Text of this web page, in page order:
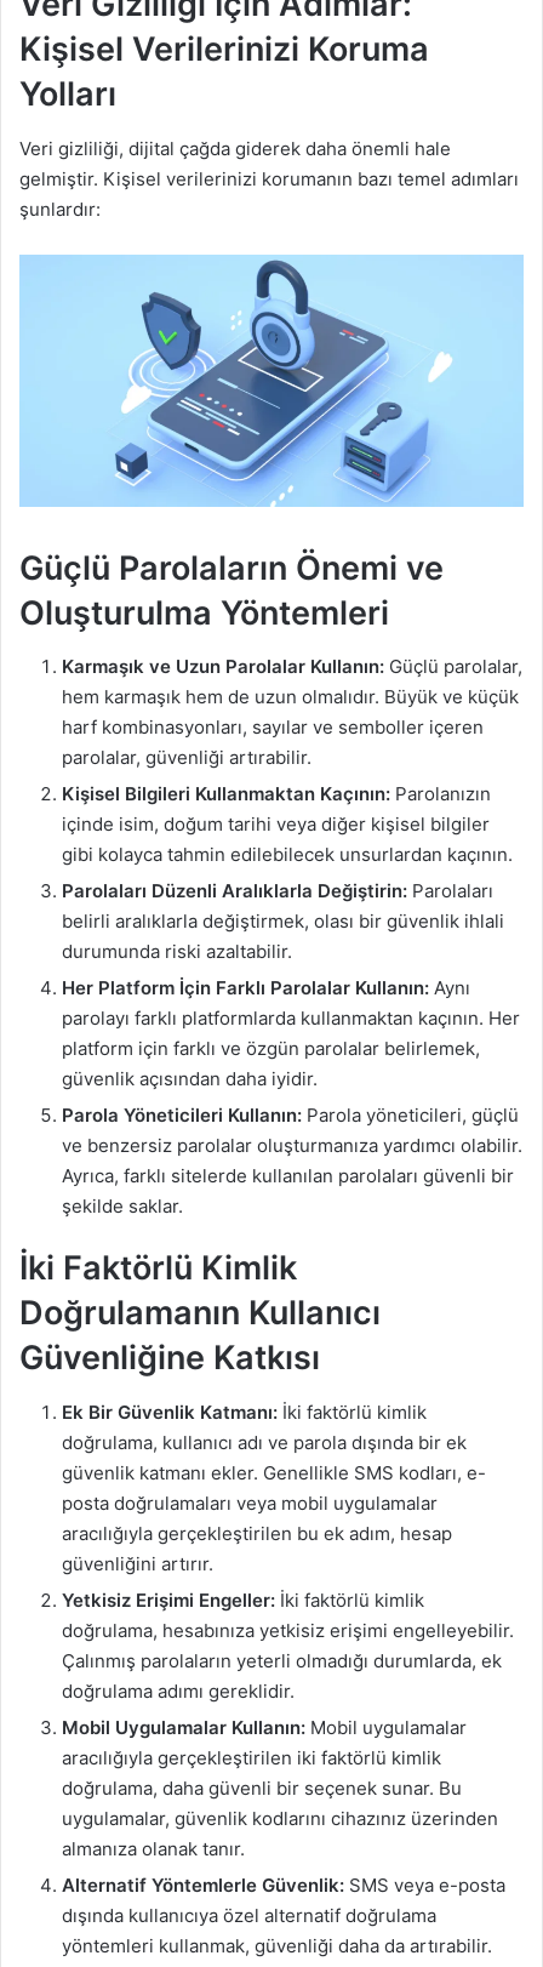
Kişisel Verilerinizi Koruma
Yolları
Veri gizliliği, dijital çağda giderek daha önemli hale
gelmiştir. Kişisel verilerinizi korumanın bazı temel adımları
şunlardır:
Güçlü Parolaların Önemi ve
Oluşturulma Yöntemleri
Karmaşık ve Uzun Parolalar Kullanın: Güçlü parolalar,
hem karmaşık hem de uzun olmalıdır. Büyük ve küçük
harf kombinasyonları, sayılar ve semboller içeren
parolalar, güvenliği artırabilir.
Kişisel Bilgileri Kullanmaktan Kaçının: Parolanızın
içinde isim, doğum tarihi veya diğer kişisel bilgiler
gibi kolayca tahmin edilebilecek unsurlardan kaçının.
Parolaları Düzenli Aralıklarla Değiştirin: Parolaları
belirli aralıklarla değiştirmek, olası bir güvenlik ihlali
durumunda riski azaltabilir.
Her Platform İçin Farklı Parolalar Kullanın: Aynı
parolayı farklı platformlarda kullanmaktan kaçının. Her
platform için farklı ve özgün parolalar belirlemek,
güvenlik açısından daha iyidir.
Parola Yöneticileri Kullanın: Parola yöneticileri, güçlü
ve benzersiz parolalar oluşturmanıza yardımcı olabilir.
Ayrıca, farklı sitelerde kullanılan parolaları güvenli bir
şekilde saklar.
İki Faktörlü Kimlik
Doğrulamanın Kullanıcı
Güvenliğine Katkısı
Ek Bir Güvenlik Katmanı: İki faktörlü kimlik
doğrulama, kullanıcı adı ve parola dışında bir ek
güvenlik katmanı ekler. Genellikle SMS kodları, e-
posta doğrulamaları veya mobil uygulamalar
aracılığıyla gerçekleştirilen bu ek adım, hesap
güvenliğini artırır.
Yetkisiz Erişimi Engeller: İki faktörlü kimlik
doğrulama, hesabınıza yetkisiz erişimi engelleyebilir.
Çalınmış parolaların yeterli olmadığı durumlarda, ek
doğrulama adımı gereklidir.
Mobil Uygulamalar Kullanın: Mobil uygulamalar
aracılığıyla gerçekleştirilen iki faktörlü kimlik
doğrulama, daha güvenli bir seçenek sunar. Bu
uygulamalar, güvenlik kodlarını cihazınız üzerinden
almanıza olanak tanır.
Alternatif Yöntemlerle Güvenlik: SMS veya e-posta
dışında kullanıcıya özel alternatif doğrulama
yöntemleri kullanmak, güvenliği daha da artırabilir.